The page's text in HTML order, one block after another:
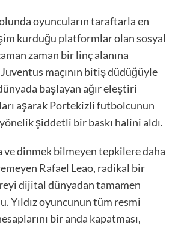
oyuncuların taraftarla en
kurduğu platformlar olan sosyal
zaman bir linç alanına
maçının bitiş düdüğüyle
başlayan ağır eleştiri
aşarak Portekizli futbolcunun
şiddetli bir baskı halini aldı.
ve dinmek bilmeyen tepkilere daha
Rafael Leao, radikal bir
dijital dünyadan tamamen
Yıldız oyuncunun tüm resmi
bir anda kapatması,